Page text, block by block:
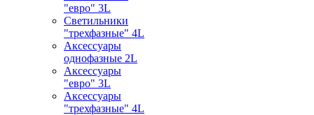
"евро" 3L
Светильники
"трехфазные" 4L
Аксессуары
однофазные 2L
Аксессуары
"евро" 3L
Аксессуары
"трехфазные" 4L